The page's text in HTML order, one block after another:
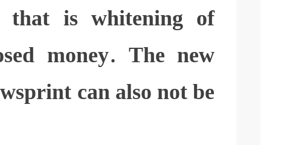
that is whitening of
money. The new
can also not be